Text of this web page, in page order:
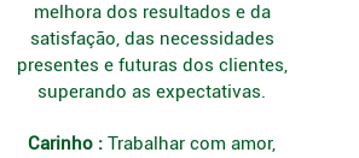
melhora dos resultados e da
satisfação, das necessidades
presentes e futuras dos clientes,
superando as expectativas.
Carinho : Trabalhar com amor,